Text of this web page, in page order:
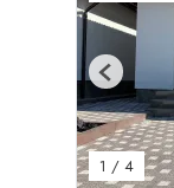
1 / 4
Previous